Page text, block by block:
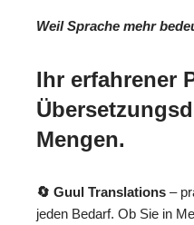
Weil Sprache mehr
Ihr erfahrener
Mengen.
🔄 Guul Translations –
jeden Bedarf. Ob Sie in